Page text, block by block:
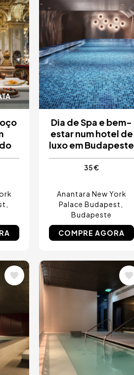
Dia de Spa e bem-
estar num hotel de
luxo em Budapeste
35 €
Anantara New York
Palace Budapest
Budapeste
COMPRE AGORA
Imagem